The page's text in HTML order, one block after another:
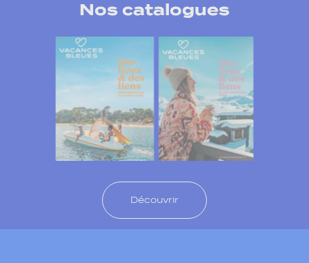
Nos catalogues
Découvrir